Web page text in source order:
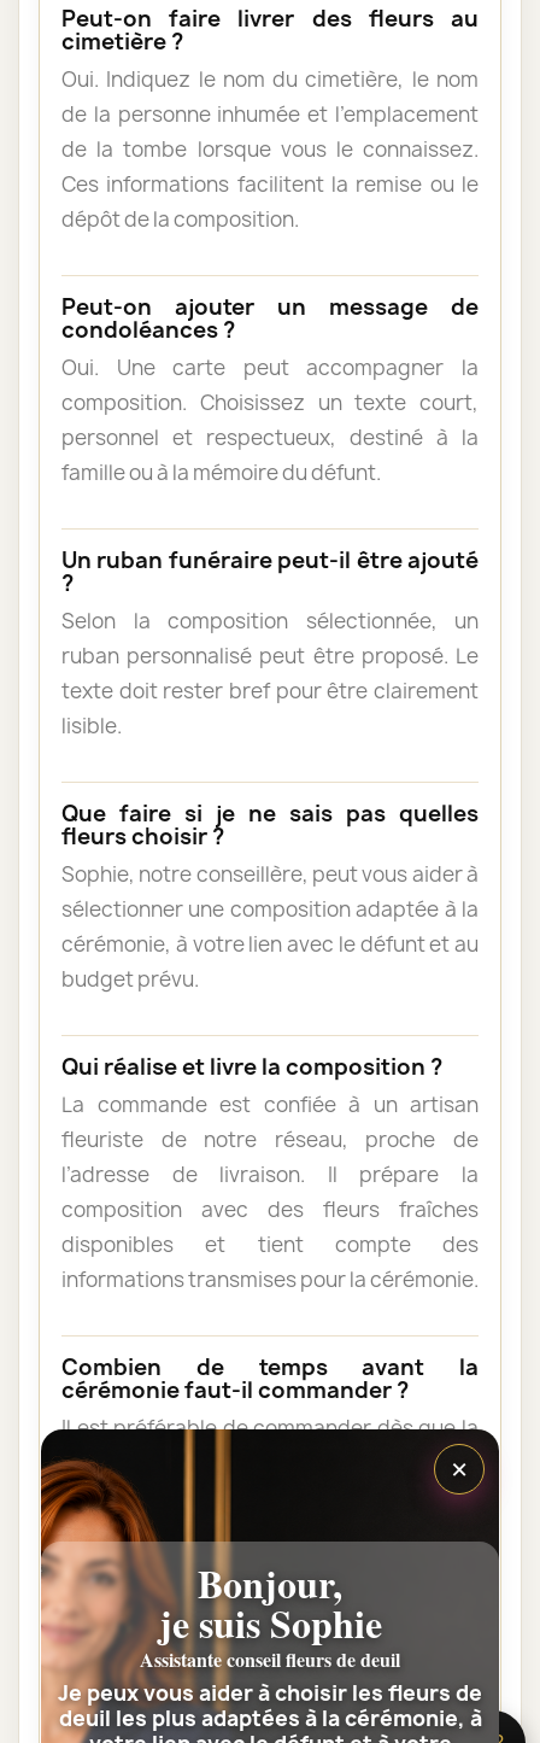
Peut-on faire livrer des fleurs au
cimetière ?
Oui. Indiquez le nom du cimetière, le nom
de la personne inhumée et l’emplacement
de la tombe lorsque vous le connaissez.
Ces informations facilitent la remise ou le
dépôt de la composition.
Peut-on ajouter un message de
condoléances ?
Oui. Une carte peut accompagner la
composition. Choisissez un texte court,
personnel et respectueux, destiné à la
famille ou à la mémoire du défunt.
Un ruban funéraire peut-il être ajouté
?
Selon la composition sélectionnée, un
ruban personnalisé peut être proposé. Le
texte doit rester bref pour être clairement
lisible.
Que faire si je ne sais pas quelles
fleurs choisir ?
Sophie, notre conseillère, peut vous aider à
sélectionner une composition adaptée à la
cérémonie, à votre lien avec le défunt et au
budget prévu.
Qui réalise et livre la composition ?
La commande est confiée à un artisan
fleuriste de notre réseau, proche de
l’adresse de livraison. Il prépare la
composition avec des fleurs fraîches
disponibles et tient compte des
informations transmises pour la cérémonie.
Combien de temps avant la
cérémonie faut-il commander ?
Il est préférable de commander dès que la
date et l’horaire sont connus. Une
commande anticipée facilite l’organisation
et permet au fleuriste de vérifier les
contraintes du lieu de livraison.
Les fleurs peuvent-elles être livrées
au domicile de la famille ?
Oui. Une composition de condoléances
×
Bonjour,
je suis Sophie
Assistante conseil fleurs de deuil
Je peux vous aider à choisir les fleurs de
deuil les plus adaptées à la cérémonie, à